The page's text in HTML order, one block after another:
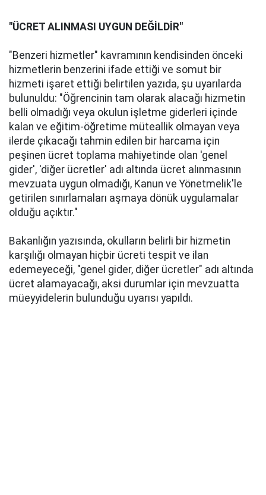
"ÜCRET ALINMASI UYGUN DEĞİLDİR"
"Benzeri hizmetler" kavramının kendisinden önceki
hizmetlerin benzerini ifade ettiği ve somut bir
hizmeti işaret ettiği belirtilen yazıda, şu uyarılarda
bulunuldu: "Öğrencinin tam olarak alacağı hizmetin
belli olmadığı veya okulun işletme giderleri içinde
kalan ve eğitim-öğretime müteallik olmayan veya
ilerde çıkacağı tahmin edilen bir harcama için
peşinen ücret toplama mahiyetinde olan 'genel
gider', 'diğer ücretler' adı altında ücret alınmasının
mevzuata uygun olmadığı, Kanun ve Yönetmelik'le
getirilen sınırlamaları aşmaya dönük uygulamalar
olduğu açıktır."
Bakanlığın yazısında, okulların belirli bir hizmetin
karşılığı olmayan hiçbir ücreti tespit ve ilan
edemeyeceği, "genel gider, diğer ücretler" adı altında
ücret alamayacağı, aksi durumlar için mevzuatta
müeyyidelerin bulunduğu uyarısı yapıldı.